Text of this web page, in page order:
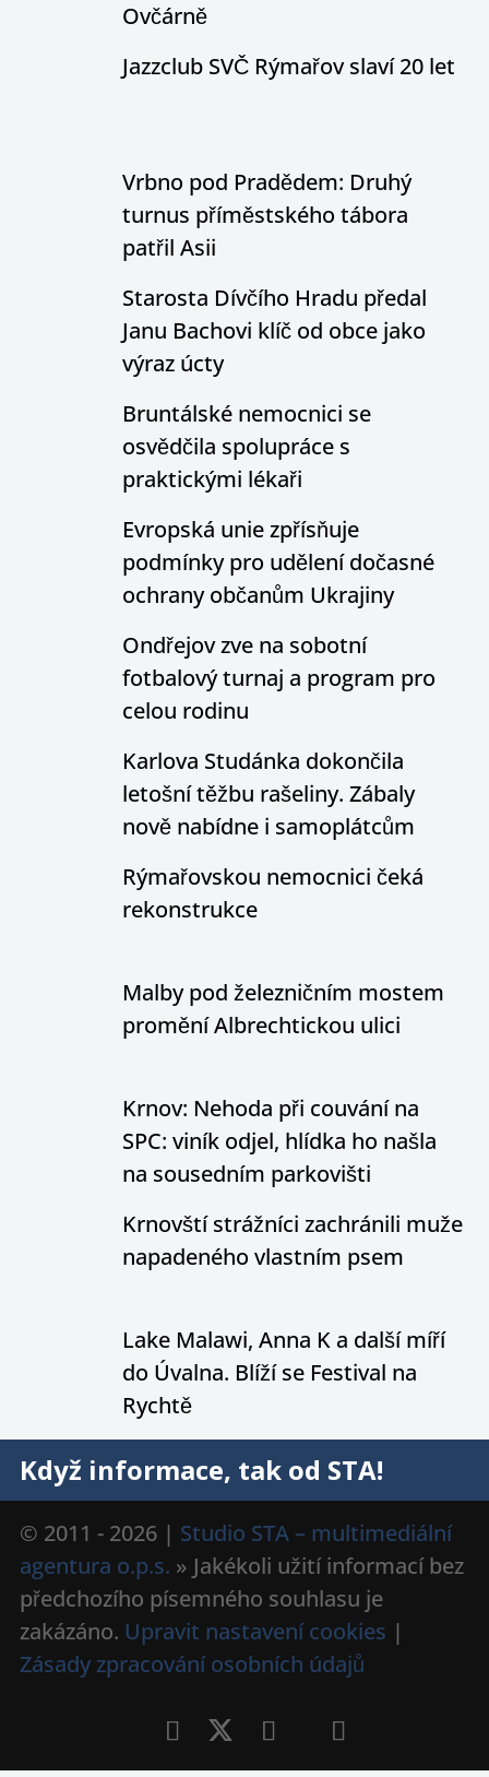
Ovčárně
Jazzclub SVČ Rýmařov slaví 20 let
Vrbno pod Pradědem: Druhý
turnus příměstského tábora
patřil Asii
Starosta Dívčího Hradu předal
Janu Bachovi klíč od obce jako
výraz úcty
Bruntálské nemocnici se
osvědčila spolupráce s
praktickými lékaři
Evropská unie zpřísňuje
podmínky pro udělení dočasné
ochrany občanům Ukrajiny
Ondřejov zve na sobotní
fotbalový turnaj a program pro
celou rodinu
Karlova Studánka dokončila
letošní těžbu rašeliny. Zábaly
nově nabídne i samoplátcům
Rýmařovskou nemocnici čeká
rekonstrukce
Malby pod železničním mostem
promění Albrechtickou ulici
Krnov: Nehoda při couvání na
SPC: viník odjel, hlídka ho našla
na sousedním parkovišti
Krnovští strážníci zachránili muže
napadeného vlastním psem
Lake Malawi, Anna K a další míří
do Úvalna. Blíží se Festival na
Rychtě
Když informace, tak od STA!
© 2011 - 2026 | Studio STA – multimediální
agentura o.p.s. » Jakékoli užití informací bez
předchozího písemného souhlasu je
zakázáno. Upravit nastavení cookies |
Zásady zpracování osobních údajů